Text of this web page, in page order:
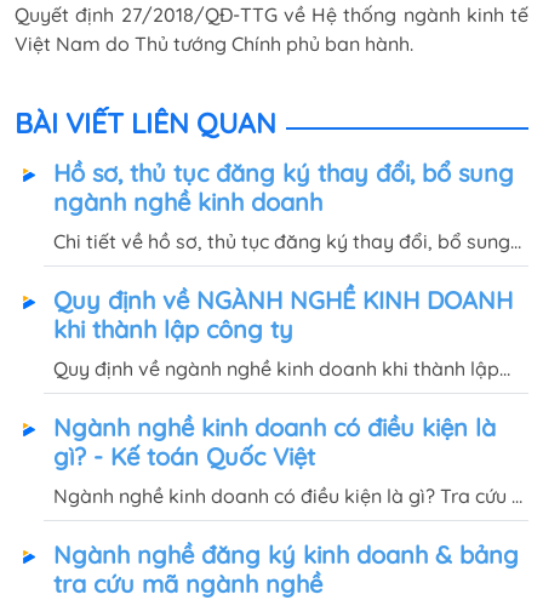
Quyết định 27/2018/QĐ-TTG về Hệ thống ngành kinh tế
Việt Nam do Thủ tướng Chính phủ ban hành.
BÀI VIẾT LIÊN QUAN
Hồ sơ, thủ tục đăng ký thay đổi, bổ sung
ngành nghề kinh doanh
Chi tiết về hồ sơ, thủ tục đăng ký thay đổi, bổ sung
thêm ngành nghề kinh doanh cho công ty cổ phần,
TNHH... sẽ được Quốc Việt hướng dẫn trong bài viết
này.
Quy định về NGÀNH NGHỀ KINH DOANH
khi thành lập công ty
Quy định về ngành nghề kinh doanh khi thành lập
công ty đối với từng danh mục ngành nghề cụ thể,
sẽ được Quốc Việt giải đáp trong bài viết này.
Ngành nghề kinh doanh có điều kiện là
gì? - Kế toán Quốc Việt
Ngành nghề kinh doanh có điều kiện là gì? Tra cứu ở
đâu? Quy định về ngành nghề kinh doanh có điều
kiện như thế nào? Tham khảo chi tiết trong bài viết
này
Ngành nghề đăng ký kinh doanh & bảng
tra cứu mã ngành nghề